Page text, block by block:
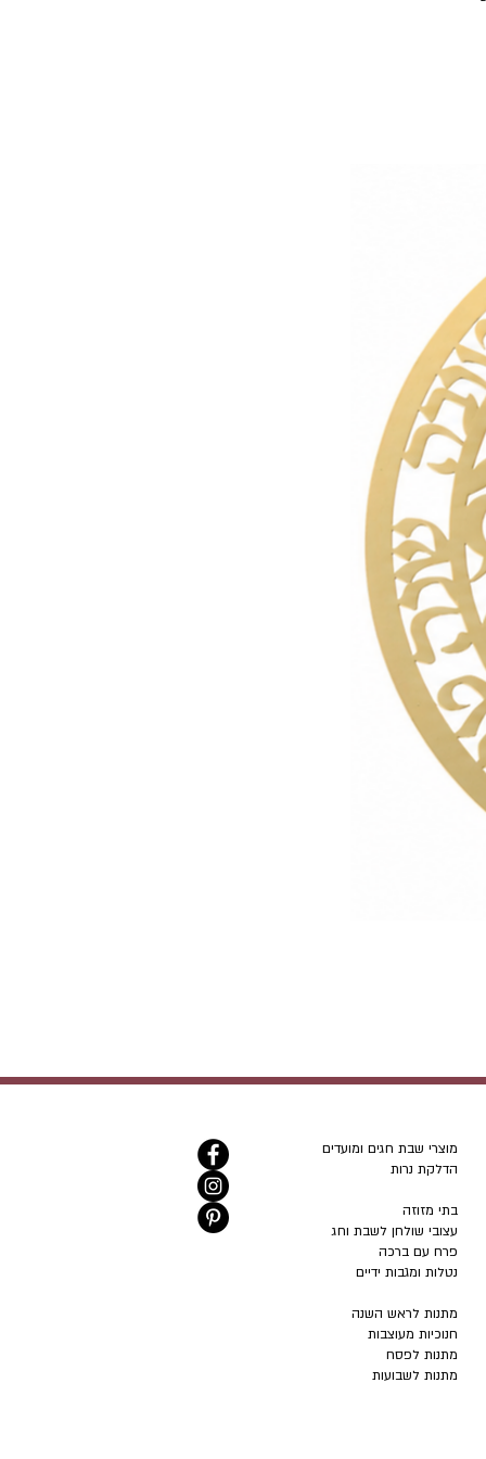
מוצרי שבת חגים ומועדים
הדלקת נרות
בתי מזוזה
עצובי שולחן לשבת וחג
פרח עם ברכה
נטלות ומגבות ידיים
מתנות לראש השנה
חנוכיות מעוצבות
מתנות לפסח
מתנות לשבועות